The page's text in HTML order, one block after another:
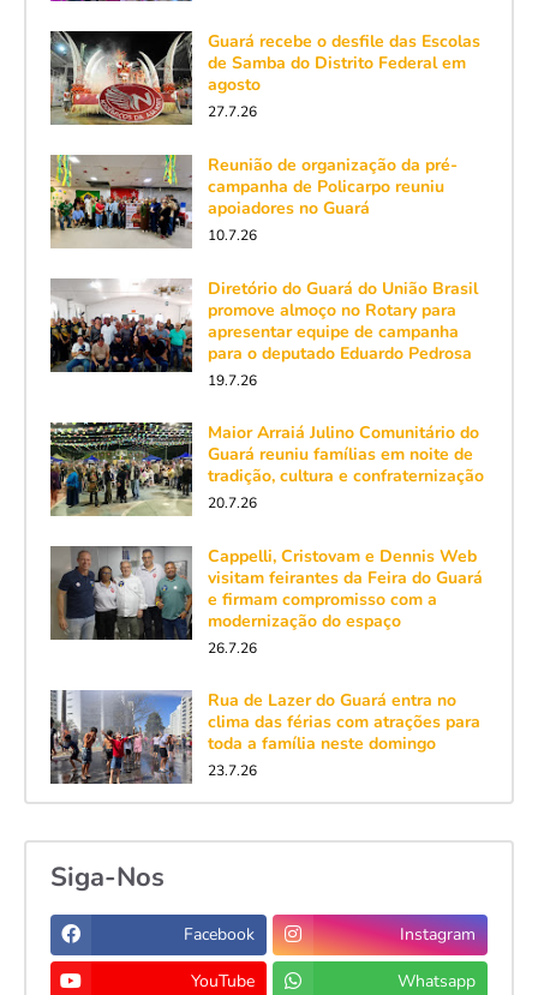
Guará recebe o desfile das Escolas
de Samba do Distrito Federal em
agosto
27.7.26
Reunião de organização da pré-
campanha de Policarpo reuniu
apoiadores no Guará
10.7.26
Diretório do Guará do União Brasil
promove almoço no Rotary para
apresentar equipe de campanha
para o deputado Eduardo Pedrosa
19.7.26
Maior Arraiá Julino Comunitário do
Guará reuniu famílias em noite de
tradição, cultura e confraternização
20.7.26
Cappelli, Cristovam e Dennis Web
visitam feirantes da Feira do Guará
e firmam compromisso com a
modernização do espaço
26.7.26
Rua de Lazer do Guará entra no
clima das férias com atrações para
toda a família neste domingo
23.7.26
Siga-Nos
Facebook Instagram
YouTube Whatsapp